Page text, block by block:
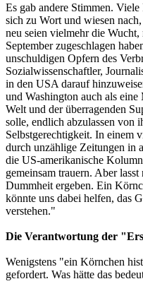
Es gab andere Stimmen.
sich zu Wort und wiesen
neu seien vielmehr die
September zugeschlagen
unschuldigen Opfern des
Sozialwissenschaftler,
in den USA darauf
und Washington auch als eine
Welt und der überragenden
solle, endlich abzulassen von
Selbstgerechtigkeit. In einem
durch unzählige Zeitungen in
die US-amerikanische
gemeinsam trauern. Aber
Dummheit ergeben. Ein
könnte uns dabei helfen, das
verstehen."
Die Verantwortung der
Wenigstens "ein Körnchen
gefordert. Was hätte das